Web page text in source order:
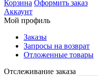
Корзина Оформить заказ
Аккаунт
Мой профиль
Заказы
Запросы на возврат
Отложенные товары
Отслеживание заказа